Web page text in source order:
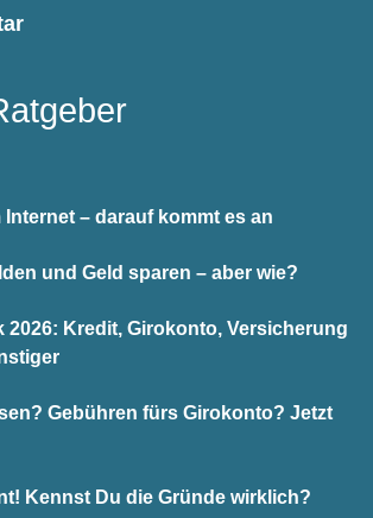
Internet – darauf kommt es an
und Geld sparen – aber wie?
2026: Kredit, Girokonto, Versicherung
Gebühren fürs Girokonto? Jetzt
Kennst Du die Gründe wirklich?